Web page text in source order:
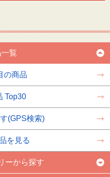
覧
の商品
Top30
(GPS検索)
を見る
ーから探す